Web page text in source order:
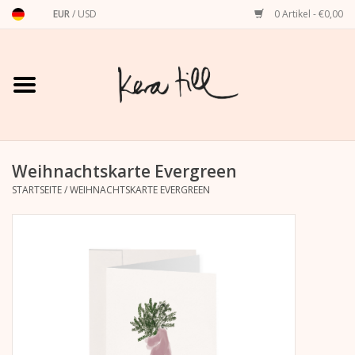
EUR/ USD 0 Artikel - €0,00
Startseite
Art Prints
Weihnachtskarte Evergreen
STARTSEITE/WEIHNACHTSKARTE EVERGREEN